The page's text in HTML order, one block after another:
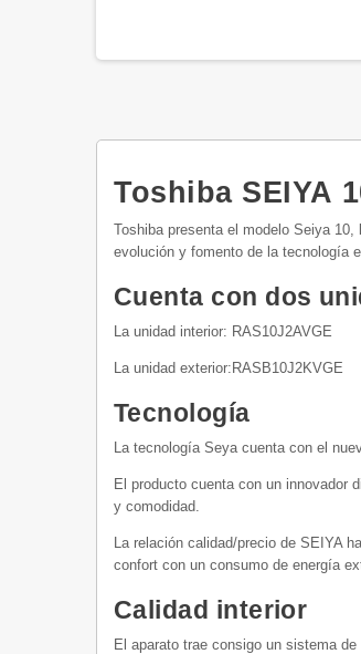
Toshiba SEIYA
Toshiba presenta el modelo Seiya
evolución y fomento de la tecnología
Cuenta con dos
La unidad interior: RAS10J2AVGE
La unidad exterior:RASB10J2KVGE
Tecnología
La tecnología Seya cuenta con el
El producto cuenta con un innovador
y comodidad.
La relación calidad/precio de SEIYA
confort con un consumo de energía
Calidad interior
El aparato trae consigo un sistema